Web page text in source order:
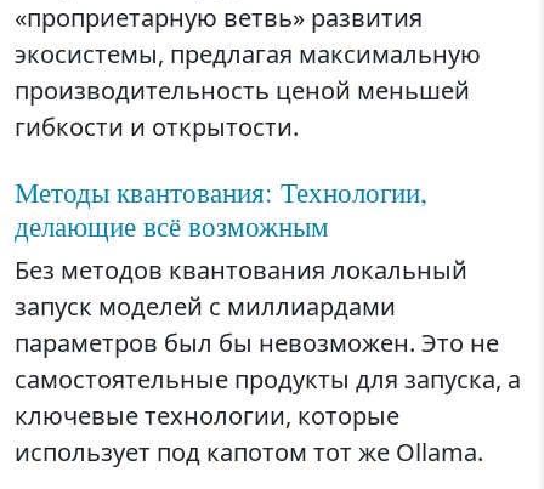
«проприетарную ветвь» развития
экосистемы, предлагая максимальную
производительность ценой меньшей
гибкости и открытости.
Методы квантования: Технологии,
делающие всё возможным
Без методов квантования локальный
запуск моделей с миллиардами
параметров был бы невозможен. Это не
самостоятельные продукты для запуска, а
ключевые технологии, которые
использует под капотом тот же Ollama.